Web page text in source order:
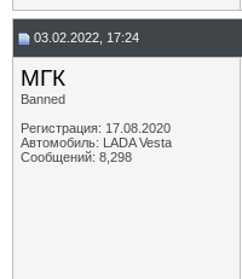
03.02.2022, 17:24
МГК
Banned
Регистрация: 17.08.2020
Автомобиль: LADA Vesta
Сообщений: 8,298